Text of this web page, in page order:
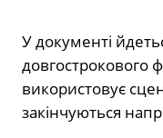
У документі
довгострокового
використовує
закінчуються